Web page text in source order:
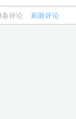
条评论 刷新评论